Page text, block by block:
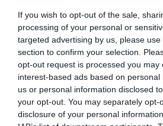
If you wish to opt-out of the sale,
processing of your personal or
targeted advertising by us, please
section to confirm your selection.
opt-out request is processed you may
interest-based ads based on
us or personal information disclosed
your opt-out. You may separately opt-
disclosure of your personal
Κάθε βδομάδα στο e-mail σας τα
την Τέχνη και τον Πολιτισμό!
Ακολουθήστε το